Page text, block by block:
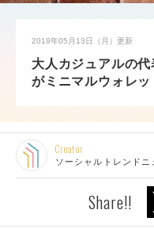
2019年05月13日（月） 更新
大人カジュアルの
がミニマルウォレッ
Creator
ソーシャルトレンドニ
Share!!